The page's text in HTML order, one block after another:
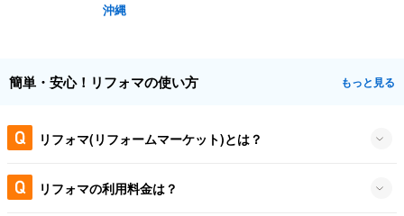
沖縄
簡単・安心！リフォマの使い方 もっと見る
リフォマ(リフォームマーケット)とは？
リフォマの利用料金は？